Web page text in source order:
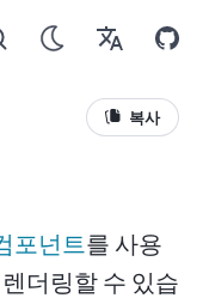
복사
포넌트를 사용
더링할 수 있습